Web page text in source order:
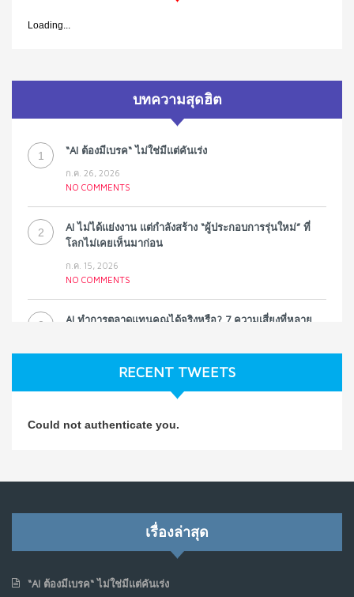
Loading...
บทความสุดฮิต
1 “AI ต้องมีเบรค“ ไม่ใช่มีแต่คันเร่ง
ก.ค. 26, 2026
NO COMMENTS
2
AI ไม่ได้แย่งงาน แต่กำลังสร้าง “ผู้ประกอบการรุ่นใหม่” ที่
โลกไม่เคยเห็นมาก่อน
ก.ค. 15, 2026
NO COMMENTS
3
AI ทำการตลาดแทนคุณได้จริงหรือ? 7 ความเสี่ยงที่หลาย
NO COMMENTS
Koe ในแบบอาจารย์บอม
5
รัฐอาจเป็นจุดเริ่มต้นของ “ขบวนการประท้วงดิจิทัล” ครั้งใหม่
RECENT TWEETS
Could not authenticate you.
เรื่องล่าสุด
“AI ต้องมีเบรค“ ไม่ใช่มีแต่คันเร่ง